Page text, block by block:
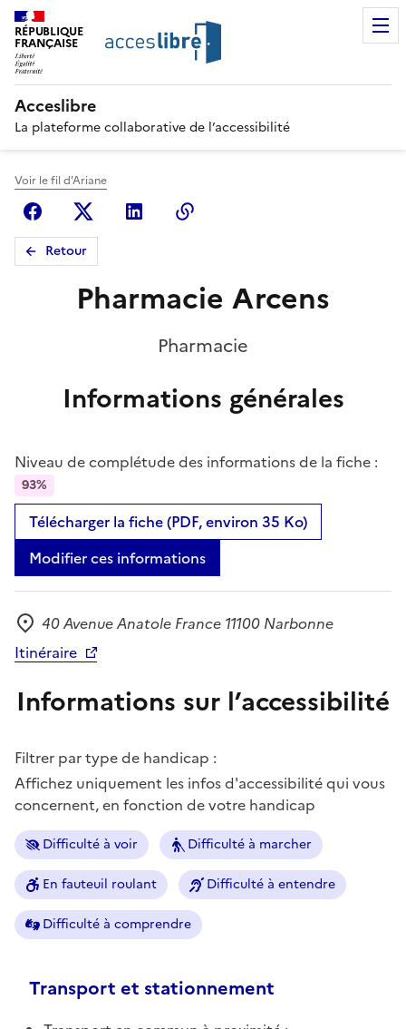
RÉPUBLIQUE
FRANÇAISE
Acceslibre
La plateforme collaborative de l’accessibilité
Voir le fil d'Ariane
FacebookX (anciennement Twitter)
Linkedin
Retour
Pharmacie Arcens
Pharmacie
Informations générales
Niveau de complétude des informations de la fiche :
93%
Télécharger la fiche (PDF, environ 35 Ko)
Modifier ces informations
Adresse
40 Avenue Anatole France 11100 Narbonne
Itinéraire
Informations sur l’accessibilité
Filtrer par type de handicap :
Affichez uniquement les infos d'accessibilité qui vous
concernent, en fonction de votre handicap
Difficulté à voir Difficulté à marcher
En fauteuil roulant Difficulté à entendre
Difficulté à comprendre
Transport et stationnement